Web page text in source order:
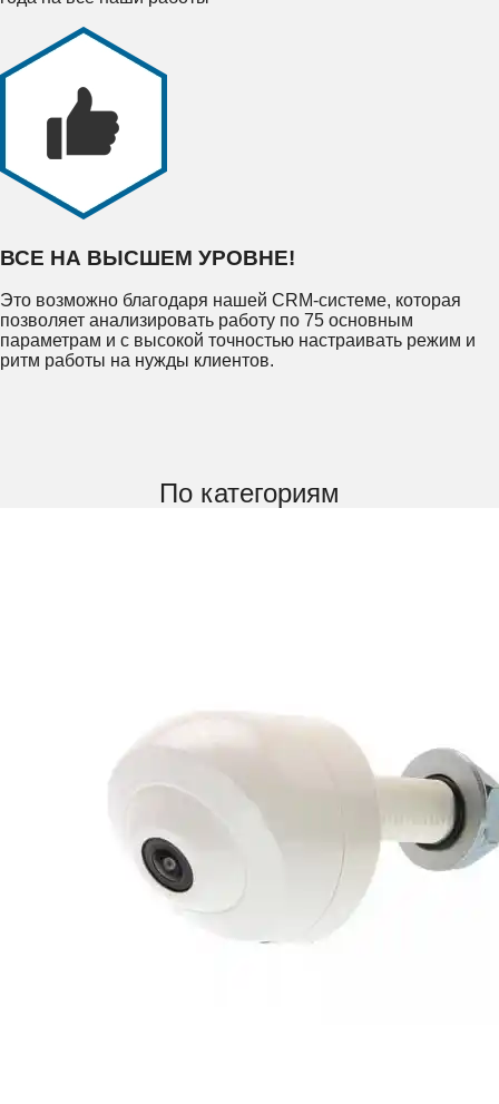
ВСЕ НА ВЫСШЕМ УРОВНЕ!
Это возможно благодаря нашей CRM-системе, которая
позволяет анализировать работу по 75 основным
параметрам и с высокой точностью настраивать режим и
ритм работы на нужды клиентов.
По категориям